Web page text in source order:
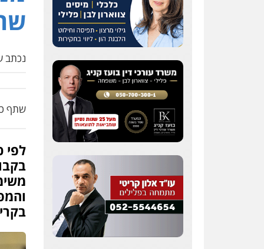
0547342002
עו"ד אלון קריטי
סמים מעצרים
0525544654
מנשה, אלמוג – עורכי דין
פלילי עבירות תנועה
צווארון לבן תעבורה עורכי
דין לענייני אסירים מעצרים
וחקירות
0546470989
עו"ד זוהר ארבל
פלילי פשיעה חמורה
מעצרים וחקירות קטינים
0538788878
נכתב
שתף
לפי